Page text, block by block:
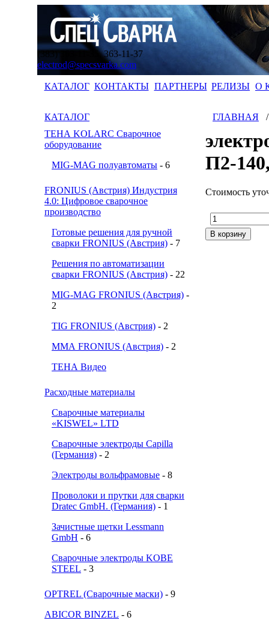
(383) 363-11-35, 363-11-37
electrod@specsvarka.com
КАТАЛОГ КОНТАКТЫ ПАРТНЕРЫ РЕЛИЗЫ О
КАТАЛОГ
ТЕНА KOLARC Сварочное
оборудование
MIG-MAG полуавтоматы - 6
FRONIUS (Австрия) Индустрия
4.0: Цифровое сварочное
производство
Готовые решения для ручной
сварки FRONIUS (Австрия) - 7
Решения по автоматизации
сварки FRONIUS (Австрия) - 22
MIG-MAG FRONIUS (Австрия) -
2
TIG FRONIUS (Австрия) - 2
ММА FRONIUS (Австрия) - 2
ТЕНА Видео
Расходные материалы
Сварочные материалы
«KISWEL» LTD
Сварочные электроды Capilla
(Германия) - 2
Электроды вольфрамовые - 8
Проволоки и прутки для сварки
Dratec GmbH. (Германия) - 1
Зачистные щетки Lessmann
GmbH - 6
Сварочные электроды KOBE
STEEL - 3
OPTREL (Сварочные маски) - 9
ABICOR BINZEL - 6
ГЛАВНАЯ
П2-
Стоимость